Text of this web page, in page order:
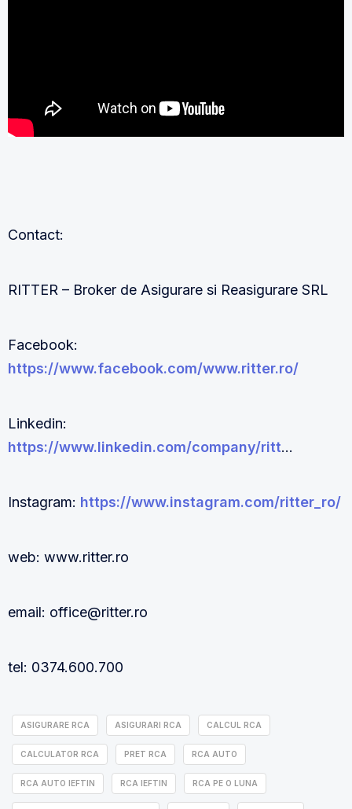
Contact:
RITTER – Broker de Asigurare si Reasigurare SRL
Facebook:
https://www.facebook.com/www.ritter.ro/
Linkedin:
https://www.linkedin.com/company/ritt…
Instagram: https://www.instagram.com/ritter_ro/
web: www.ritter.ro
email: office@ritter.ro
tel: 0374.600.700
ASIGURARE RCA ASIGURARI RCA CALCUL RCA
CALCULATOR RCA PRET RCA RCA AUTO
RCA AUTO IEFTIN RCA IEFTIN RCA PE O LUNA